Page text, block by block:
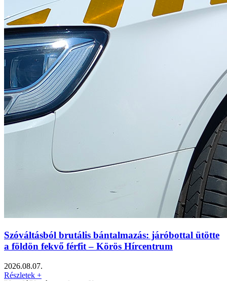
Szóváltásból brutális bántalmazás: járóbottal ütötte
a földön fekvő férfit – Körös Hírcentrum
2026.08.07.
Részletek +